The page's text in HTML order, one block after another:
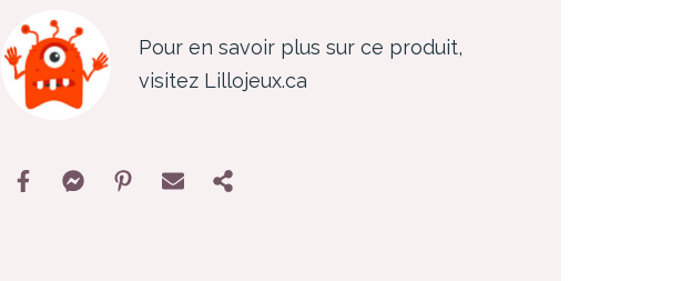
Pour en savoir plus sur ce produit,
visitez Lillojeux.ca